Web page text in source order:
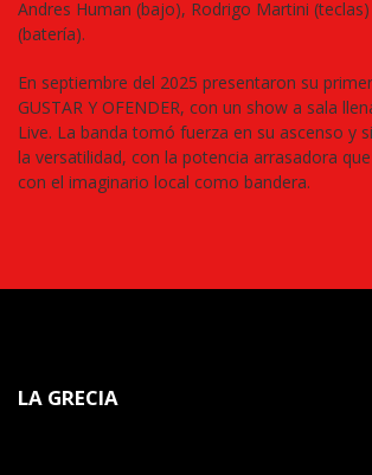
Andres Human (bajo), Rodrigo Martini
(batería).
En septiembre del 2025 presentaron su
GUSTAR Y OFENDER, con un show a sala
Live. La banda tomó fuerza en su ascenso y
la versatilidad, con la potencia arrasadora
con el imaginario local como bandera.
LA GRECIA